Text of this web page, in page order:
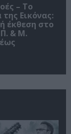
– Το
της Εικόνας:
έκθεση στο
& Μ.